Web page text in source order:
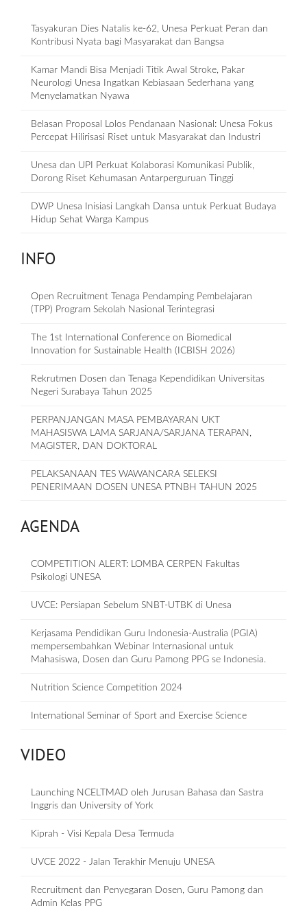
Tasyakuran Dies Natalis ke-62, Unesa Perkuat Peran dan
Kontribusi Nyata bagi Masyarakat dan Bangsa
Kamar Mandi Bisa Menjadi Titik Awal Stroke, Pakar
Neurologi Unesa Ingatkan Kebiasaan Sederhana yang
Menyelamatkan Nyawa
Belasan Proposal Lolos Pendanaan Nasional: Unesa Fokus
Percepat Hilirisasi Riset untuk Masyarakat dan Industri
Unesa dan UPI Perkuat Kolaborasi Komunikasi Publik,
Dorong Riset Kehumasan Antarperguruan Tinggi
DWP Unesa Inisiasi Langkah Dansa untuk Perkuat Budaya
Hidup Sehat Warga Kampus
INFO
Open Recruitment Tenaga Pendamping Pembelajaran
(TPP) Program Sekolah Nasional Terintegrasi
The 1st International Conference on Biomedical
Innovation for Sustainable Health (ICBISH 2026)
Rekrutmen Dosen dan Tenaga Kependidikan Universitas
Negeri Surabaya Tahun 2025
PERPANJANGAN MASA PEMBAYARAN UKT
MAHASISWA LAMA SARJANA/SARJANA TERAPAN,
MAGISTER, DAN DOKTORAL
PELAKSANAAN TES WAWANCARA SELEKSI
PENERIMAAN DOSEN UNESA PTNBH TAHUN 2025
AGENDA
COMPETITION ALERT: LOMBA CERPEN Fakultas
Psikologi UNESA
UVCE: Persiapan Sebelum SNBT-UTBK di Unesa
Kerjasama Pendidikan Guru Indonesia-Australia (PGIA)
mempersembahkan Webinar Internasional untuk
Mahasiswa, Dosen dan Guru Pamong PPG se Indonesia.
Nutrition Science Competition 2024
International Seminar of Sport and Exercise Science
VIDEO
Launching NCELTMAD oleh Jurusan Bahasa dan Sastra
Inggris dan University of York
Kiprah - Visi Kepala Desa Termuda
UVCE 2022 - Jalan Terakhir Menuju UNESA
Recruitment dan Penyegaran Dosen, Guru Pamong dan
Admin Kelas PPG